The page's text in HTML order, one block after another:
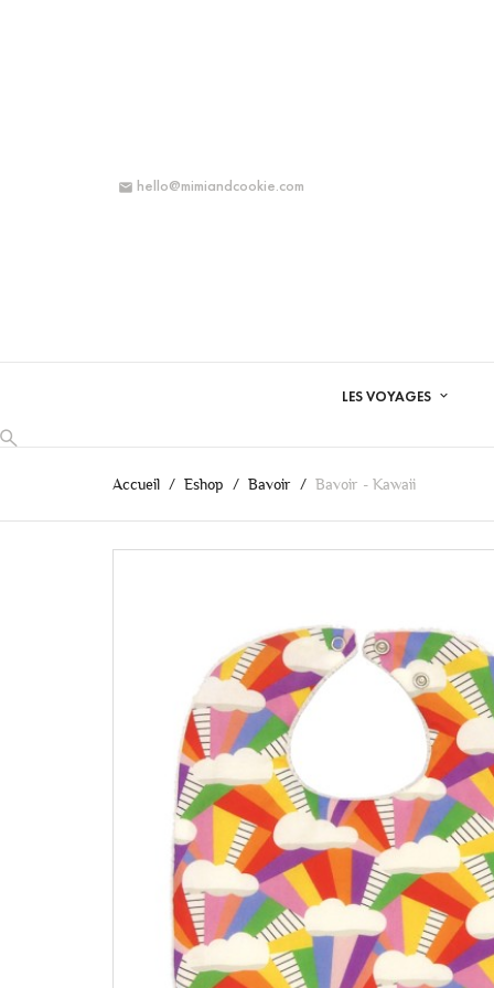
 hello@mimiandcookie.com
LES VOYAGES
Accueil Eshop Bavoir Bavoir - Kawaii